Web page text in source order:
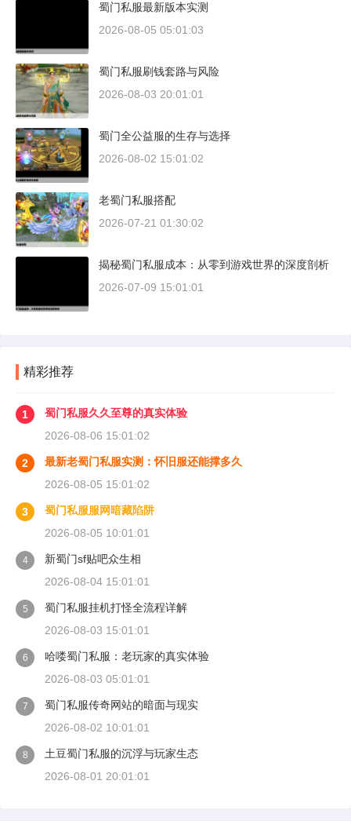
蜀门私服最新版本实测
2026-08-05 05:01:03
蜀门私服刷钱套路与风险
2026-08-03 20:01:01
蜀门全公益服的生存与选择
2026-08-02 15:01:02
老蜀门私服搭配
2026-07-21 01:30:02
揭秘蜀门私服成本：从零到游戏世界的深度剖析
2026-07-09 15:01:01
精彩推荐
1
蜀门私服久久至尊的真实体验
2026-08-06 15:01:02
2
最新老蜀门私服实测：怀旧服还能撑多久
2026-08-05 15:01:02
3
蜀门私服服网暗藏陷阱
2026-08-05 10:01:01
4
新蜀门sf贴吧众生相
2026-08-04 15:01:01
5
蜀门私服挂机打怪全流程详解
2026-08-03 15:01:01
6
哈喽蜀门私服：老玩家的真实体验
2026-08-03 05:01:01
7
蜀门私服传奇网站的暗面与现实
2026-08-02 10:01:01
8
土豆蜀门私服的沉浮与玩家生态
2026-08-01 20:01:01